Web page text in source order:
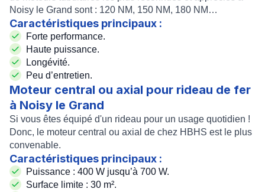
Noisy le Grand sont : 120 NM, 150 NM, 180 NM…
Caractéristiques principaux :
Forte performance.
Haute puissance.
Longévité.
Peu d’entretien.
Moteur central ou axial pour rideau de fer
à Noisy le Grand
Si vous êtes équipé d'un rideau pour un usage quotidien !
Donc, le moteur central ou axial de chez HBHS est le plus
convenable.
Caractéristiques principaux :
Puissance : 400 W jusqu’à 700 W.
Surface limite : 30 m².